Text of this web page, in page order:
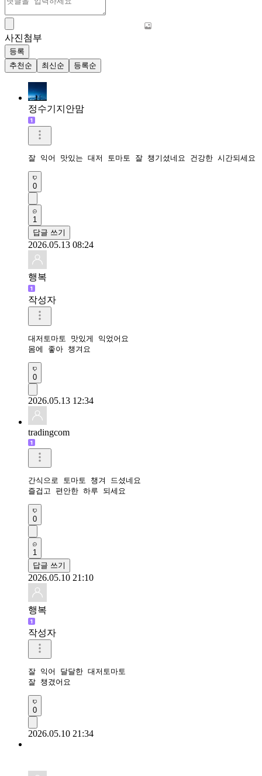
사진첨부
등록
추천순
최신순 등록순
정수기지안맘
잘 익어 맛있는 대저 토마토 잘 챙기셨네요 건강한 시간되세요
0
1
답글 쓰기
2026.05.13 08:24
행복
작성자
대저토마토 맛있게 익었어요
몸에 좋아 챙겨요
0
2026.05.13 12:34
tradingcom
간식으로 토마토 챙겨 드셨네요
즐겁고 편안한 하루 되세요
0
1
답글 쓰기
2026.05.10 21:10
행복
작성자
잘 익어 달달한 대저토마토
잘 챙겼어요
0
2026.05.10 21:34